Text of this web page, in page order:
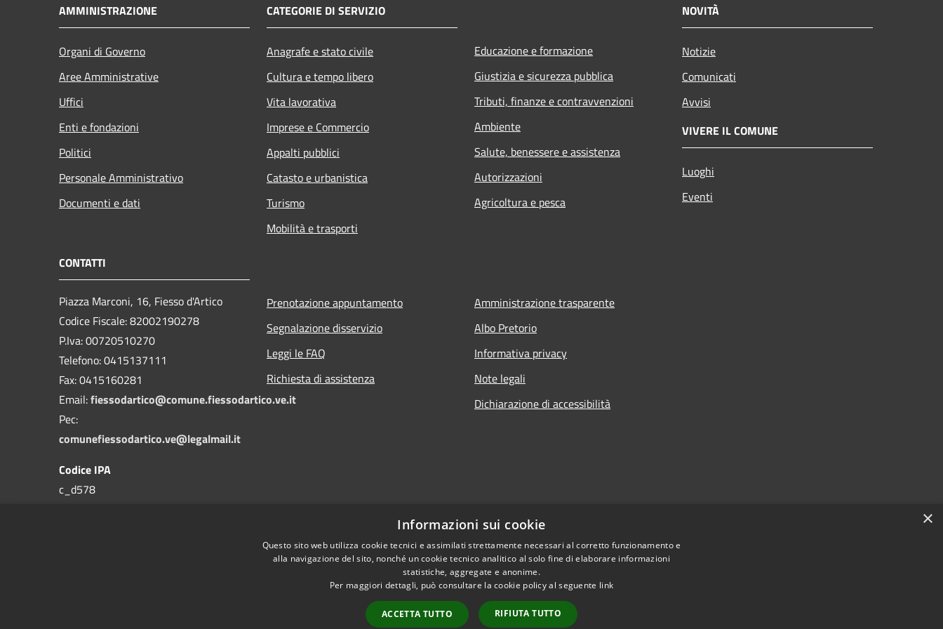
AMMINISTRAZIONE
Organi di Governo
Aree Amministrative
Uffici
Enti e fondazioni
Politici
Personale Amministrativo
Documenti e dati
CATEGORIE DI SERVIZIO
Anagrafe e stato civile
Cultura e tempo libero
Vita lavorativa
Imprese e Commercio
Appalti pubblici
Catasto e urbanistica
Turismo
Mobilità e trasporti
Educazione e formazione
Giustizia e sicurezza pubblica
Tributi, finanze e contravvenzioni
Ambiente
Salute, benessere e assistenza
Autorizzazioni
Agricoltura e pesca
NOVITÀ
Notizie
Comunicati
Avvisi
VIVERE IL COMUNE
Luoghi
Eventi
CONTATTI
Piazza Marconi, 16, Fiesso d'Artico
Codice Fiscale: 82002190278
P.Iva: 00720510270
Telefono:0415137111
Fax:0415160281
Email:fiessodartico@comune.fiessodartico.ve.it
Pec:
comunefiessodartico.ve@legalmail.it
Codice IPA
c_d578
Prenotazione appuntamento
Segnalazione disservizio
Leggi le FAQ
Richiesta di assistenza
Amministrazione trasparente
Albo Pretorio
Informativa privacy
Note legali
Dichiarazione di accessibilità
Copyright © 2026 • Comune di Fiesso d'Artico • Powered by
×
Informazioni sui cookie
Questo sito web utilizza cookie tecnici e assimilati strettamente necessari al corretto funzionamento e
alla navigazione del sito, nonché un cookie tecnico analitico al solo fine di elaborare informazioni
statistiche, aggregate e anonime.
Per maggiori dettagli, può consultare la cookie policy al seguente link
ACCETTA TUTTO RIFIUTA TUTTO